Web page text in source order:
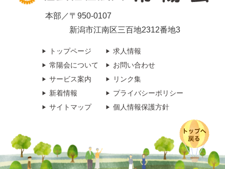
本部／〒950-0107
新潟市江南区三百地2312番地3
トップページ
常陽会について
サービス案内
新着情報
サイトマップ
求人情報
お問い合わせ
リンク集
プライバシーポリシー
個人情報保護方針